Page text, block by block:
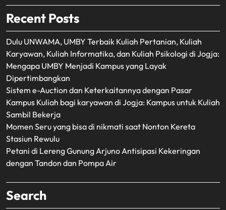
Recent Posts
Dulu UNWAMA, UMBY Terbaik Kuliah Pertanian, Kuliah
Karyawan, Kuliah Informatika, dan Kuliah Psikologi di Jogja:
Mengapa UMBY Menjadi Kampus yang Layak
Dipertimbangkan
Sistem e-Auction dan Keterkaitannya dengan Pasar
Kampus Kuliah bagi karyawan di Jogja: Kampus untuk Kuliah
Sambil Bekerja
Momen Seru yang bisa di nikmati saat Nonton Kereta
Stasiun Rewulu
Petani di Lereng Gunung Arjuno Antisipasi Kekeringan
dengan Tandon dan Pompa Air
Search